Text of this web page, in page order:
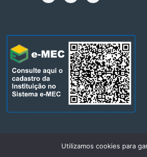
Utilizamos cookies para